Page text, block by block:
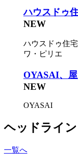
ハウスドゥ
NEW
ハウスドゥ住
ワ・ピリエ
OYASAI、
NEW
OYASAI
ヘッドライン
一覧へ